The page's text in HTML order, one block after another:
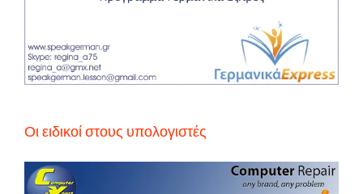
Οι ειδικοί στους υπολογιστές